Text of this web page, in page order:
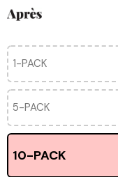
1-PACK
5-PACK
10-PACK